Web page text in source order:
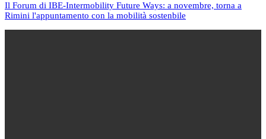
Il Forum di IBE-Intermobility Future Ways: a novembre, torna a
Rimini l'appuntamento con la mobilità sostenbile